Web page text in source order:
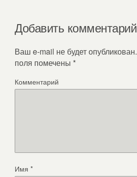
Добавить комментарий
Ваш e-mail не будет опубликован.
поля помечены *
Комментарий
Имя *